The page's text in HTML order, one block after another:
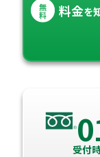
無
料 料金を
受付